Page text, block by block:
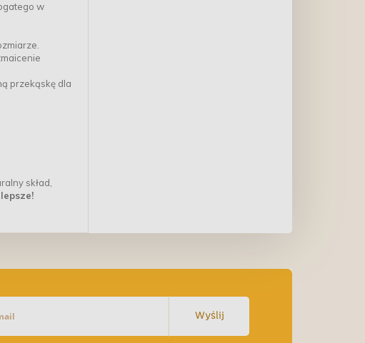
w
przekąskę dla
skład,
Wyślij